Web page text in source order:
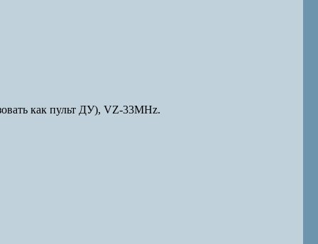
как пульт ДУ), VZ-33MHz.